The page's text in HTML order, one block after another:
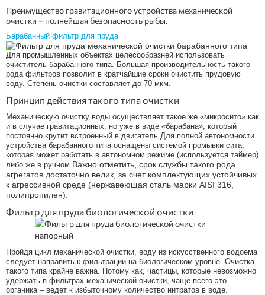
Преимущество гравитационного устройства механической
очистки – полнейшая безопасность рыбы.
Барабанный фильтр для пруда
Для промышленных объектах целесообразней использовать
очиститель барабанного типа. Большая производительность такого
рода фильтров позволит в кратчайшие сроки очистить прудовую
воду. Степень очистки составляет до 70 мкм.
Принцип действия такого типа очистки
Механическую очистку воды осуществляет такое же «микросито» как
и в случае гравитационных, но уже в виде «барабана», который
постоянно крутит встроенный в двигатель.Для полной автономности
устройства барабанного типа оснащены системой промывки сита,
которая может работать в автономном режиме (используется таймер)
либо же в ручном. Важно отметить, срок службы такого рода
агрегатов достаточно велик, за счет комплектующих устойчивых
к агрессивной среде (нержавеющая сталь марки AISI 316,
полипропилен).
Фильтр для пруда биологической очистки
Пройдя цикл механической очистки, воду из искусственного водоема
следует направить к фильтрации на биологическом уровне. Очистка
такого типа крайне важна. Потому как, частицы, которые невозможно
удержать в фильтрах механической очистки, чаще всего это
органика – ведет к избыточному количество нитратов в воде.